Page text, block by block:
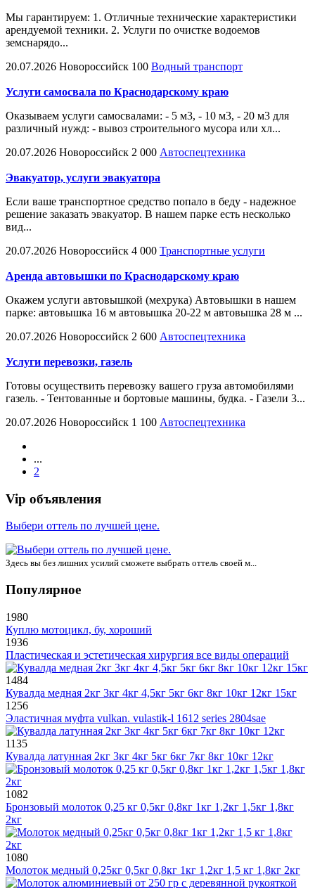
Мы гарантируем: 1. Отличные технические характеристики
арендуемой техники. 2. Услуги по очистке водоемов
земснарядо...
20.07.2026 Новороссийск 100 Водный транспорт
Услуги самосвала по Краснодарскому краю
Оказываем услуги самосвалами: - 5 м3, - 10 м3, - 20 м3 для
различный нужд: - вывоз строительного мусора или хл...
20.07.2026 Новороссийск 2 000 Автоспецтехника
Эвакуатор, услуги эвакуатора
Если ваше транспортное средство попало в беду - надежное
решение заказать эвакуатор. В нашем парке есть несколько
вид...
20.07.2026 Новороссийск 4 000 Транспортные услуги
Аренда автовышки по Краснодарскому краю
Окажем услуги автовышкой (мехрука) Автовышки в нашем
парке: автовышка 16 м автовышка 20-22 м автовышка 28 м ...
20.07.2026 Новороссийск 2 600 Автоспецтехника
Услуги перевозки, газель
Готовы осуществить перевозку вашего груза автомобилями
газель. - Тентованные и бортовые машины, будка. - Газели 3...
20.07.2026 Новороссийск 1 100 Автоспецтехника
...
2
Vip объявления
Выбери оттель по лучшей цене.
Здесь вы без лишних усилий сможете выбрать оттель своей м...
Популярное
1980
Куплю мотоцикл, бу, хороший
1936
Пластическая и эстетическая хирургия все виды операций
1484
Кувалда медная 2кг 3кг 4кг 4,5кг 5кг 6кг 8кг 10кг 12кг 15кг
1256
Эластичная муфта vulkan. vulastik-l 1612 series 2804sae
1135
Кувалда латунная 2кг 3кг 4кг 5кг 6кг 7кг 8кг 10кг 12кг
1082
Бронзовый молоток 0,25 кг 0,5кг 0,8кг 1кг 1,2кг 1,5кг 1,8кг
2кг
1080
Молоток медный 0,25кг 0,5кг 0,8кг 1кг 1,2кг 1,5 кг 1,8кг 2кг